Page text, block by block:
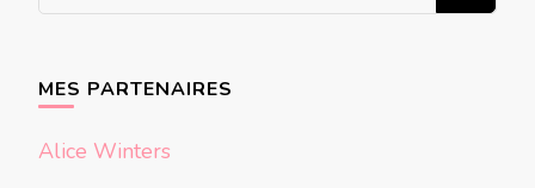
MES PARTENAIRES
Alice Winters